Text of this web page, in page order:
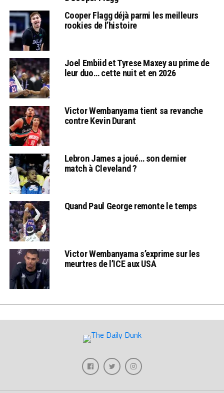
Cooper Flagg déjà parmi les meilleurs
rookies de l’histoire
Joel Embiid et Tyrese Maxey au prime de
leur duo… cette nuit et en 2026
Victor Wembanyama tient sa revanche
contre Kevin Durant
Lebron James a joué… son dernier
match à Cleveland ?
Quand Paul George remonte le temps
Victor Wembanyama s’exprime sur les
meurtres de l’ICE aux USA